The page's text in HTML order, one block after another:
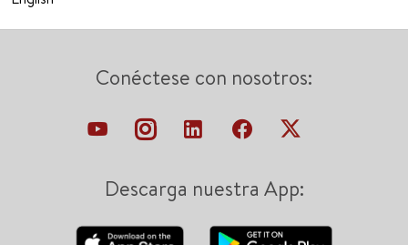
Conéctese con nosotros:
Descarga nuestra App: